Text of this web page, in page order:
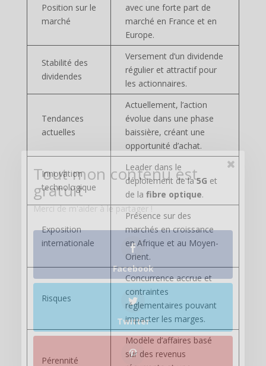
Position sur le
marché
avec une forte part de
marché en France et en
Europe.
Stabilité des
dividendes
Versement d’un dividende
régulier et attractif pour
les actionnaires.
Tendances
actuelles
Actuellement, l’action
évolue dans une phase
baissière, créant une
opportunité d’achat.
Innovation
technologique
Leader dans le
déploiement de la5G et
de la fibre optique.
Exposition
internationale
Présence sur des
marchés en croissance
en Afrique et au Moyen-
Orient.
Risques
Concurrence accrue et
contraintes
réglementaires pouvant
impacter les marges.
Pérennité
Modèle d’affaires basé
sur des revenus
Tout mon contenu est
gratuit
Merci de m'aider à le partager !
Facebook
Twitter